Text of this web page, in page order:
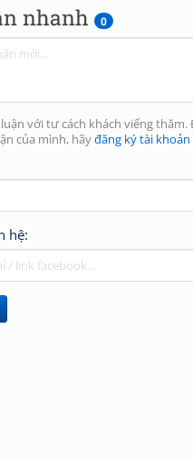
nhanh 0
với tư cách khách viếng
của mình, hãyđăng ký tài khoản
hệ: